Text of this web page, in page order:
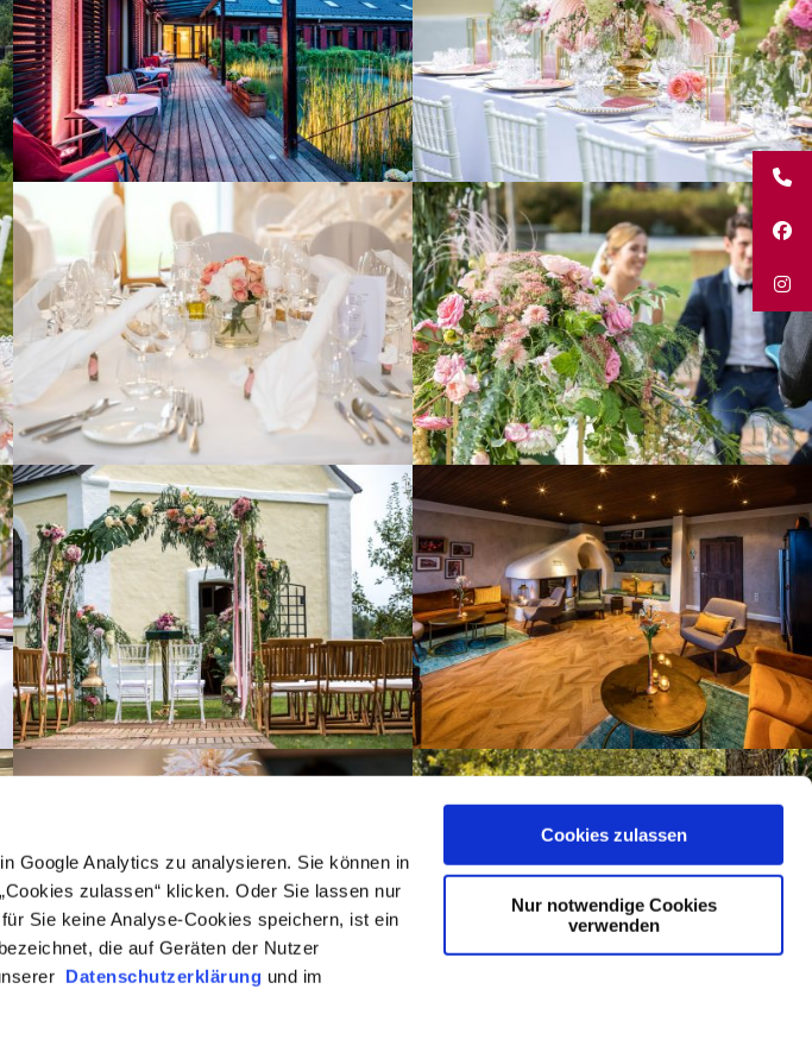
Google Analytics zu analysieren. Sie können in
zulassen“ klicken. Oder Sie lassen nur
Sie keine Analyse-Cookies speichern, ist ein
die auf Geräten der Nutzer
Datenschutzerklärung und im
Cookies zulassen
Nur notwendige Cookies
verwenden